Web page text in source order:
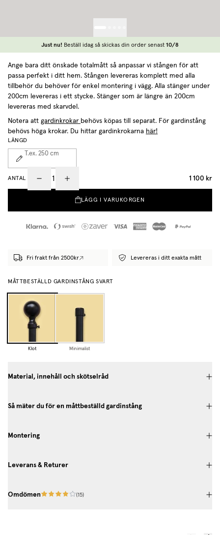
Just nu! Beställ idag så skickas din order senast 10/8
Ange bara ditt önskade totalmått så anpassar vi stången för att
passa perfekt i ditt hem. Stången levereras komplett med alla
tillbehör du behöver för enkel montering i vägg. Alla stänger under
200cm levereras i ett stycke. Stänger som är längre än 200cm
levereras med skarvdel.
Notera att gardinkrokar behövs köpas till separat. För gardinstång
behövs höga krokar. Du hittar gardinkrokarna här!
LÄNGD
T.ex. 250 cm
ANTAL 1 100 kr
LÄGG I VARUKORGEN
Fri frakt från 2500kr Levereras i ditt exakta mått
MÅTTBESTÄLLD GARDINSTÅNG SVART
Klot Minimalist
Material, innehåll och skötselråd
Så mäter du för en måttbeställd gardinstång
Montering
Leverans & Returer
Omdömen (15)